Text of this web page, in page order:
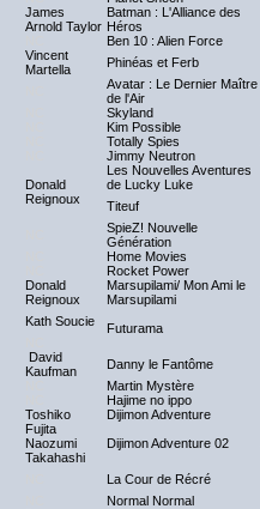
James
Arnold Taylor
Batman : L'Alliance des
Héros
Ben 10 : Alien Force
Vincent
Martella
Phinéas et Ferb
Avatar : Le Dernier Maître
de l'Air
Skyland
Kim Possible
Totally Spies
Jimmy Neutron
Donald
Reignoux
Les Nouvelles Aventures
de Lucky Luke
Titeuf
SpieZ! Nouvelle
Génération
Home Movies
Rocket Power
Donald
Reignoux
Marsupilami/ Mon Ami le
Marsupilami
Kath Soucie
Futurama
David
Kaufman
Danny le Fantôme
Martin Mystère
Hajime no ippo
Toshiko
Fujita
Dijimon Adventure
Dijimon Adventure 02
Naozumi
Takahashi
La Cour de Récré
Normal Normal